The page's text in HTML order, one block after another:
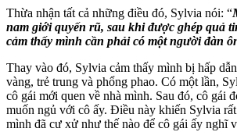
Thừa nhận tất cả những điều đó, Sylvia nói: “
nam giới quyến rũ, sau khi được ghép quả
cảm thấy mình cần phải có một người đàn
Thay vào đó, Sylvia cảm thấy mình bị hấp
vàng, trẻ trung và phổng phao. Có một lần,
cô gái mới quen về nhà mình. Sau đó, cô gái
muốn ngủ với cô ấy. Điều này khiến Sylvia
mình đã cư xử như thế nào để cô gái ấy nghĩ